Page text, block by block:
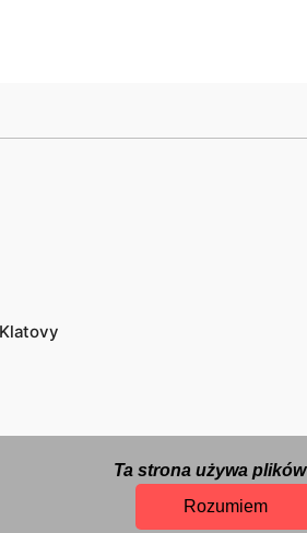
Ta strona używa
Rozumiem